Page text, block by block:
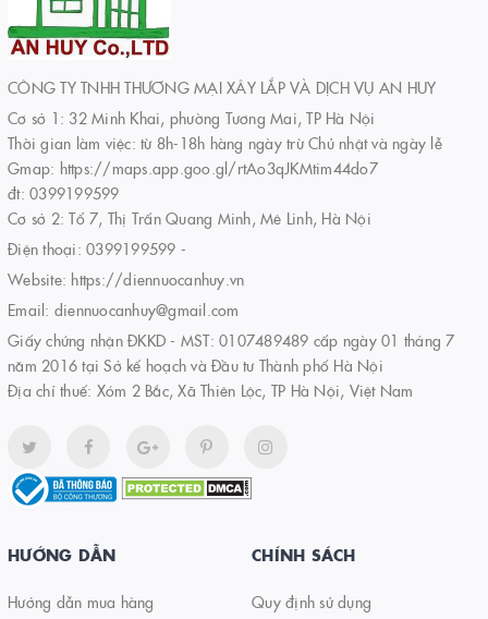
CÔNG TY TNHH THƯƠNG MẠI XÂY LẮP VÀ DỊCH VỤ AN HUY
Cơ sở 1: 32 Minh Khai, phường Tương Mai, TP Hà Nội
Thời gian làm việc: từ 8h-18h hàng ngày trừ Chủ nhật và ngày lễ
Gmap: https://maps.app.goo.gl/rtAo3qJKMtim44do7
đt: 0399199599
Cơ sở 2: Tổ 7, Thị Trấn Quang Minh, Mê Linh, Hà Nội
Điện thoại: 0399199599 -
Website: https://diennuocanhuy.vn
Email: diennuocanhuy@gmail.com
Giấy chứng nhận ĐKKD - MST: 0107489489 cấp ngày 01 tháng 7
năm 2016 tại Sở kế hoạch và Đầu tư Thành phố Hà Nội
Địa chỉ thuế: Xóm 2 Bắc, Xã Thiên Lộc, TP Hà Nội, Việt Nam
HƯỚNG DẪN
Hướng dẫn mua hàng
CHÍNH SÁCH
Quy định sử dụng